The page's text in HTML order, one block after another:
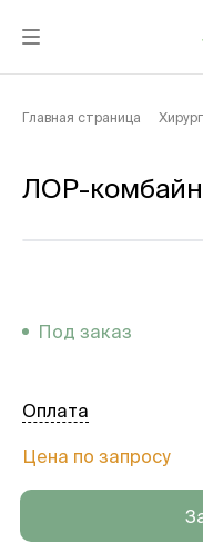
Главная страница
ЛОР-
Под заказ
Цена по запросу
Оплата